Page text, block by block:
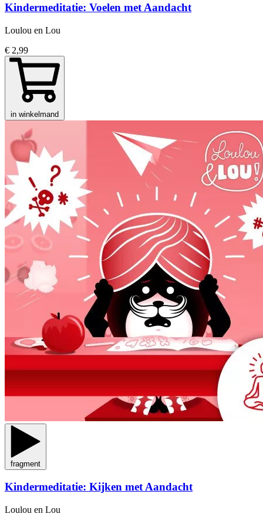
Kindermeditatie: Voelen met Aandacht
Loulou en Lou
€ 2,99
in winkelmand
fragment
Kindermeditatie: Kijken met Aandacht
Loulou en Lou